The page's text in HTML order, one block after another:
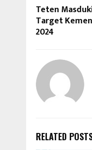
Teten
Target
2024
RELATED